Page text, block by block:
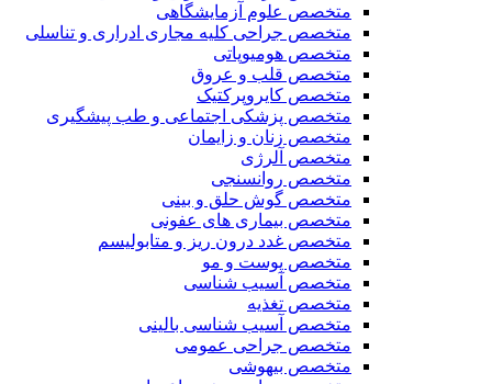
متخصص علوم آزمایشگاهی
متخصص جراحی کلیه مجاری ادراری و تناسلی
متخصص هومیوپاتی
متخصص قلب و عروق
متخصص کایروپرکتیک
متخصص پزشکی اجتماعی و طب پیشگیری
متخصص زنان و زایمان
متخصص آلرژی
متخصص روانسنجی
متخصص گوش حلق و بینی
متخصص بیماری های عفونی
متخصص غدد درون ریز و متابولیسم
متخصص پوست و مو
متخصص آسیب شناسی
متخصص تغذیه
متخصص آسیب شناسی بالینی
متخصص جراحی عمومی
متخصص بیهوشی